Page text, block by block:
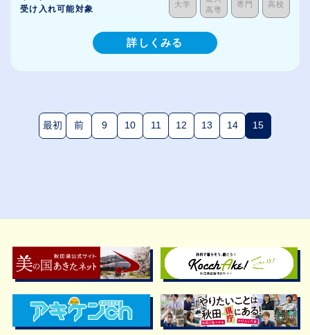
受け入れ可能対象
大学
高専
専門 高校
詳しくみる
最初 前 9 10 11 12 13 14 15(現在のペ